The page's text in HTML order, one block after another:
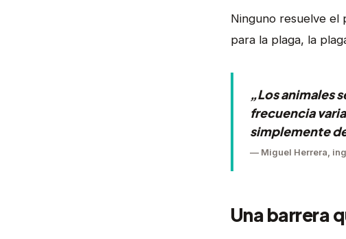
Ninguno resuelve el
para la plaga, la
„Los animales
frecuencia
simplemente
— Miguel Herrera,
Una barrera